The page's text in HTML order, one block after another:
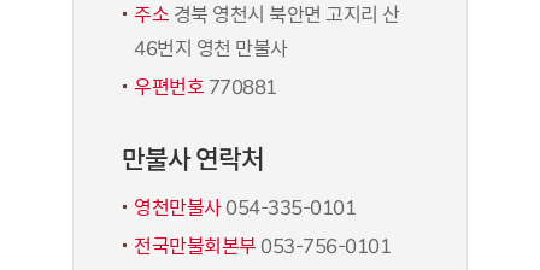
주소 경북 영천시 북안면 고지리 산
46번지 영천 만불사
우편번호 770881
만불사 연락처
영천만불사054-335-0101
전국만불회본부 053-756-0101